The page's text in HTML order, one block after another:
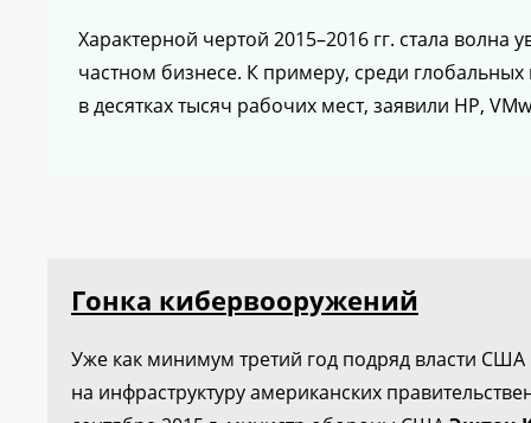
Характерной чертой 2015–2016 гг. стала волна
частном бизнесе. К примеру, среди
в десятках тысяч рабочих мест, заявили HP,
Гонка кибервооружений
Уже как минимум третий год подряд власти
на инфраструктуру американских